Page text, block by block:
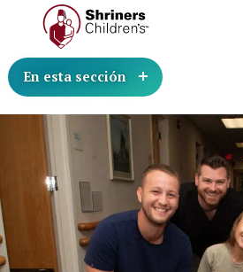
En esta sección